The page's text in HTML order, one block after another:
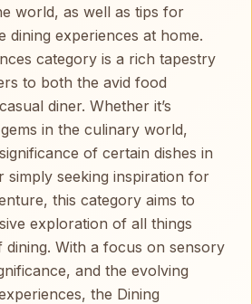
world, as well as tips for
dining experiences at home.
category is a rich tapestry
to both the avid food
diner. Whether it’s
in the culinary world,
of certain dishes in
simply seeking inspiration for
this category aims to
exploration of all things
With a focus on sensory
and the evolving
the Dining